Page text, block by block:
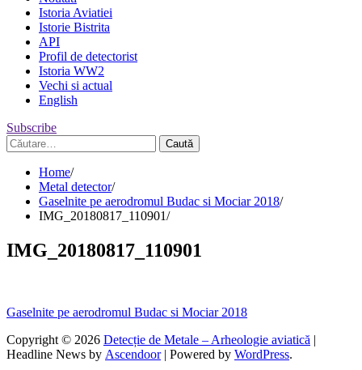
Istoria Aviatiei
Istorie Bistrita
API
Profil de detectorist
Istoria WW2
Vechi si actual
English
Subscribe
Caută
după:
Home
Metal detector
Gaselnite pe aerodromul Budac si Mociar 2018
IMG_20180817_110901
IMG_20180817_110901
Navigare
în
articole
Gaselnite pe aerodromul Budac si Mociar 2018
Copyright © 2026 Detecție de Metale – Arheologie aviatică |
Headline News by Ascendoor| Powered by WordPress.